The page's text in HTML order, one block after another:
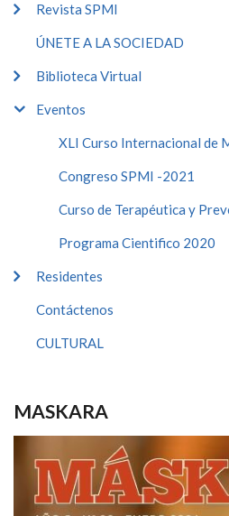
Revista SPMI
ÚNETE A LA SOCIEDAD
Biblioteca Virtual
Eventos
XLI Curso Internacional de
Congreso SPMI -2021
Curso de Terapéutica y
Programa Cientifico 2020
Residentes
Contáctenos
CULTURAL
MASKARA